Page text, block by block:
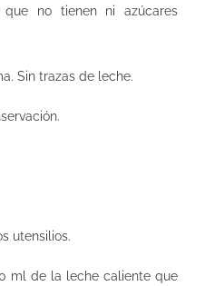
no tienen ni azúcares
Sin trazas de leche.
utensilios.
ml de la leche caliente que